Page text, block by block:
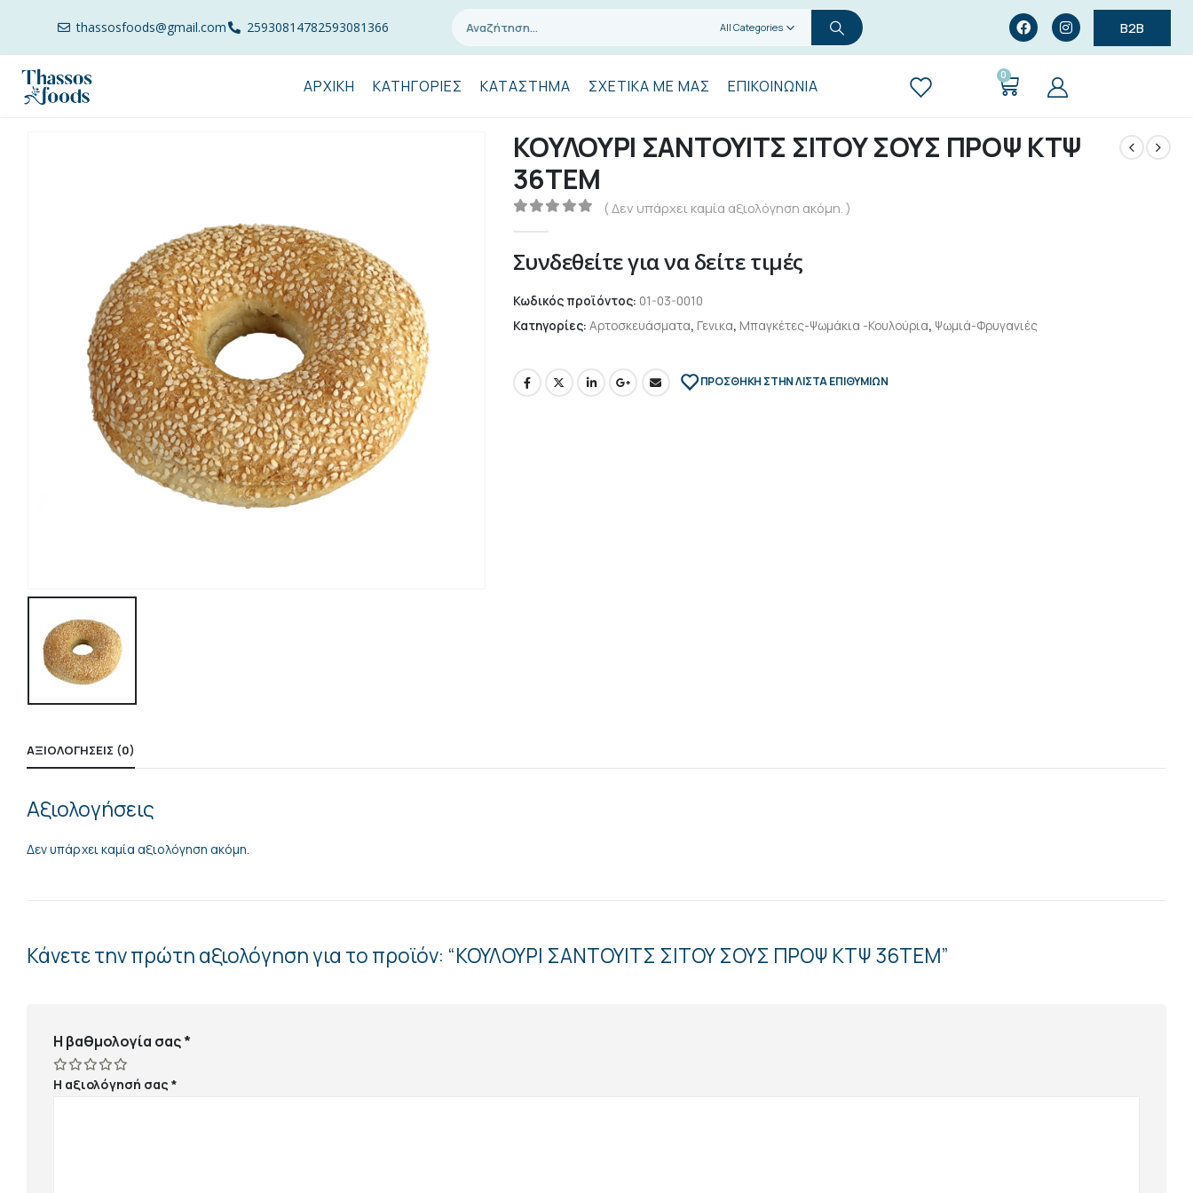
thassosfoods@gmail.com 25930814782593081366 All Categories B2B
ΑΡΧΙΚΉ ΚΑΤΗΓΟΡΊΕΣ ΚΑΤΆΣΤΗΜΑ ΣΧΕΤΙΚΆ ΜΕ ΜΑΣ ΕΠΙΚΟΙΝΩΝΊΑ
0
ΚΟΥΛΟΥΡΙ ΣΑΝΤΟΥΙΤΣ ΣΙΤΟΥ ΣΟΥΣ ΠΡΟΨ ΚΤΨ
36ΤΕΜ
( Δεν υπάρχει καμία αξιολόγηση ακόμη. )
Συνδεθείτε για να δείτε τιμές
Κωδικός προϊόντος: 01-03-0010
Κατηγορίες: Αρτοσκευάσματα, Γενικα, Μπαγκέτες-Ψωμάκια -Κουλούρια, Ψωμιά-Φρυγανιές
ΠΡΌΣΘΉΚΗ ΣΤΗΝ ΛΊΣΤΑ ΕΠΙΘΥΜΙΏΝ
ΑΞΙΟΛΟΓΉΣΕΙΣ (0)
Αξιολογήσεις
Δεν υπάρχει καμία αξιολόγηση ακόμη.
Κάνετε την πρώτη αξιολόγηση για το προϊόν: “ΚΟΥΛΟΥΡΙ ΣΑΝΤΟΥΙΤΣ ΣΙΤΟΥ ΣΟΥΣ ΠΡΟΨ ΚΤΨ 36ΤΕΜ”
Η βαθμολογία σας*
Η αξιολόγησή σας*